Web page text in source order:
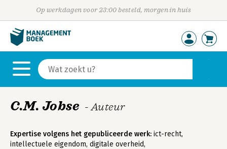
Op werkdagen voor 23:00 besteld, morgen in huis
C.M. Jobse - Auteur
Expertise volgens het gepubliceerde werk: ict-recht,
intellectuele eigendom, digitale overheid,